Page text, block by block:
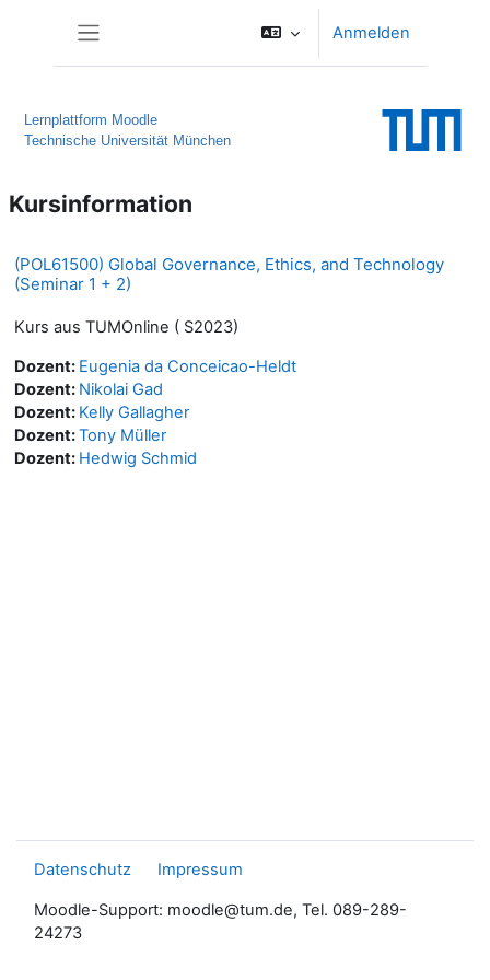
Anmelden
Lernplattform Moodle
Technische Universität München
Kursinformation
(POL61500) Global Governance, Ethics, and Technology
(Seminar 1 + 2)
Kurs aus TUMOnline ( S2023)
Dozent: Eugenia da Conceicao-Heldt
Dozent: Nikolai Gad
Dozent: Kelly Gallagher
Dozent:Tony Müller
Dozent: Hedwig Schmid
Datenschutz Impressum
Moodle-Support: moodle@tum.de, Tel. 089-289-
24273